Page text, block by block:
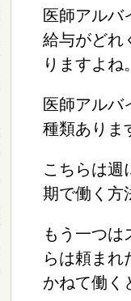
医師アルバ
給与がどれ
りますよね
医師アルバ
種類ありま
こちらは週
期で働く方
もう一つは
らは頼まれ
かねて働く